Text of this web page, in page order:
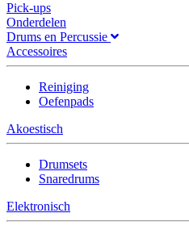
Pick-ups
Onderdelen
Drums en Percussie
Accessoires
Reiniging
Oefenpads
Akoestisch
Drumsets
Snaredrums
Elektronisch